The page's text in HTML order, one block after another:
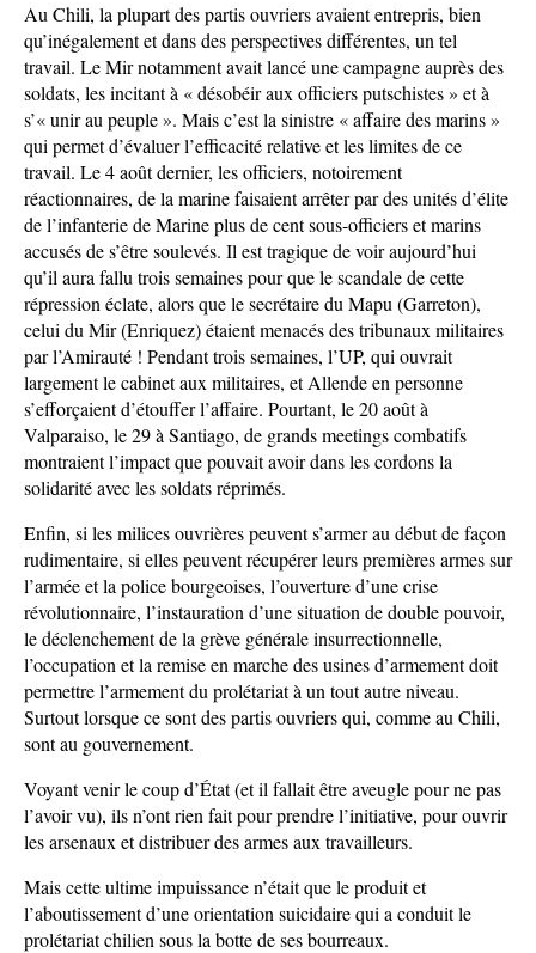
Au Chili, la plupart des partis ouvriers avaient entrepris, bien
qu’inégalement et dans des perspectives différentes, un tel
travail. Le Mir notamment avait lancé une campagne auprès des
soldats, les incitant à « désobéir aux officiers putschistes » et à
s’« unir au peuple ». Mais c’est la sinistre « affaire des marins »
qui permet d’évaluer l’efficacité relative et les limites de ce
travail. Le 4 août dernier, les officiers, notoirement
réactionnaires, de la marine faisaient arrêter par des unités d’élite
de l’infanterie de Marine plus de cent sous-officiers et marins
accusés de s’être soulevés. Il est tragique de voir aujourd’hui
qu’il aura fallu trois semaines pour que le scandale de cette
répression éclate, alors que le secrétaire du Mapu (Garreton),
celui du Mir (Enriquez) étaient menacés des tribunaux militaires
par l’Amirauté ! Pendant trois semaines, l’UP, qui ouvrait
largement le cabinet aux militaires, et Allende en personne
s’efforçaient d’étouffer l’affaire. Pourtant, le 20 août à
Valparaiso, le 29 à Santiago, de grands meetings combatifs
montraient l’impact que pouvait avoir dans les cordons la
solidarité avec les soldats réprimés.
Enfin, si les milices ouvrières peuvent s’armer au début de façon
rudimentaire, si elles peuvent récupérer leurs premières armes sur
l’armée et la police bourgeoises, l’ouverture d’une crise
révolutionnaire, l’instauration d’une situation de double pouvoir,
le déclenchement de la grève générale insurrectionnelle,
l’occupation et la remise en marche des usines d’armement doit
permettre l’armement du prolétariat à un tout autre niveau.
Surtout lorsque ce sont des partis ouvriers qui, comme au Chili,
sont au gouvernement.
Voyant venir le coup d’État (et il fallait être aveugle pour ne pas
l’avoir vu), ils n’ont rien fait pour prendre l’initiative, pour ouvrir
les arsenaux et distribuer des armes aux travailleurs.
Mais cette ultime impuissance n’était que le produit et
l’aboutissement d’une orientation suicidaire qui a conduit le
prolétariat chilien sous la botte de ses bourreaux.